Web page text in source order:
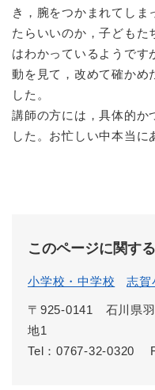
き，腕をつかまれてしま
たらいいのか，子どもた
はわかっているようです
動を見て，改めて確かめ
した。
講師の方には，具体的か
した。お忙しい中本当に
このページに関す
小学校・中学校 志賀
〒925-0141 石川県
地1
Tel：0767-32-0320